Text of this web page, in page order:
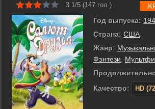
3.1/5 (147 гол.)
Год выпуска:
Страна: США
Жанр:
Фэнтези
Качество:
HD